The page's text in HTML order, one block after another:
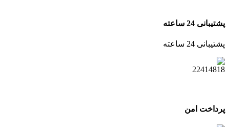
پشتیبانی 24 ساعته
پشتیبانی 24 ساعته
پرداخت امن